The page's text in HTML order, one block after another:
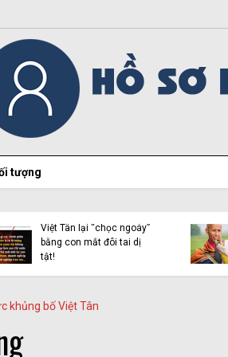
tượng
Vàng Chỉnh Mình và cái
gọi là “Liên minh người
Mông vì công lý” (Kỳ 2)
khủng bố Việt Tân